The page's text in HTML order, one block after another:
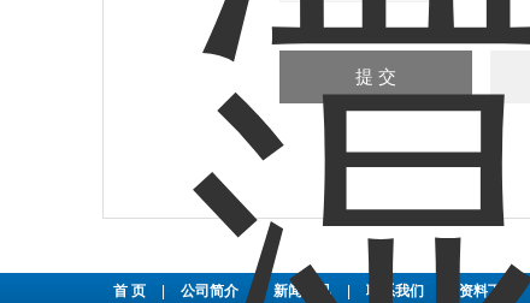
首 页 公司简介 | 新闻资讯 联系我们 资料下载